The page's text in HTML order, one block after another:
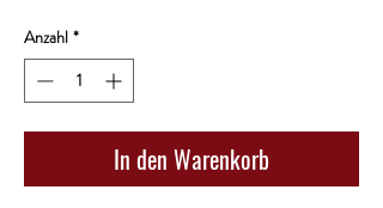
pro
1
Kilogramm
Anzahl *
In den Warenkorb